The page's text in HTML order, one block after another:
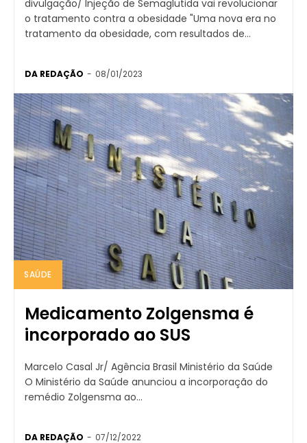
divulgação/ Injeção de Semaglutida vai revolucionar
o tratamento contra a obesidade "Uma nova era no
tratamento da obesidade, com resultados de...
DA REDAÇÃO - 08/01/2023
SAÚDE
Medicamento Zolgensma é
incorporado ao SUS
Marcelo Casal Jr/ Agência Brasil Ministério da Saúde
O Ministério da Saúde anunciou a incorporação do
remédio Zolgensma ao...
DA REDAÇÃO - 07/12/2022